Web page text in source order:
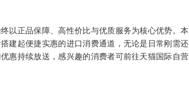
以正品保障、高性价比与优质服务为核心优势。本
建起便捷实惠的进口消费通道，无论是日常刚需还
惠持续放送，感兴趣的消费者可前往天猫国际自营